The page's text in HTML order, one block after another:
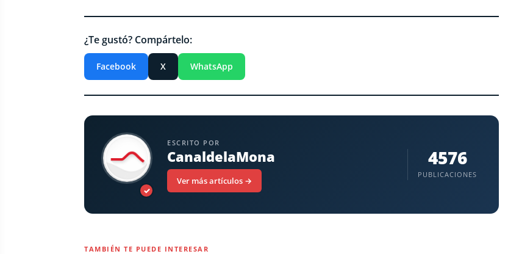
¿Te gustó? Compártelo:
Facebook X WhatsApp
✓
ESCRITO POR
CanaldelaMona
Ver más artículos →
4576
PUBLICACIONES
TAMBIÉN TE PUEDE INTERESAR